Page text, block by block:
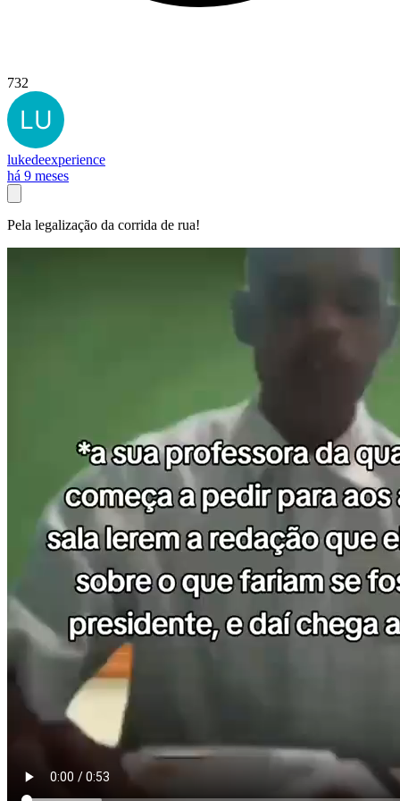
732
lukedeexperience
há 9 meses
Pela legalização da corrida de rua!